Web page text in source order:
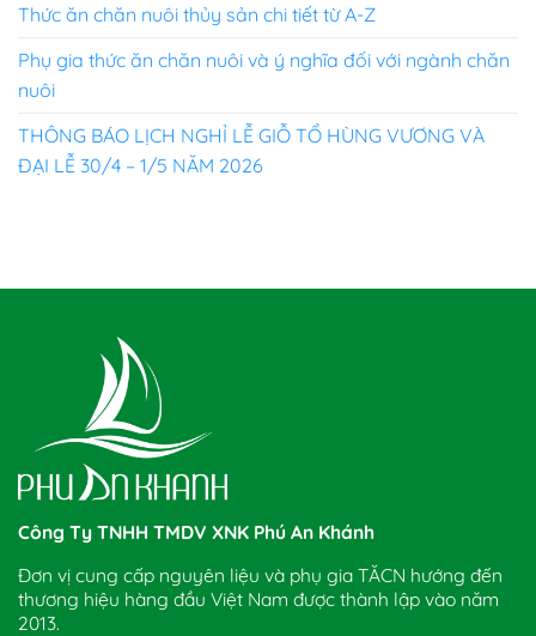
Thức ăn chăn nuôi thủy sản chi tiết từ A-Z
Phụ gia thức ăn chăn nuôi và ý nghĩa đối với ngành chăn
nuôi
THÔNG BÁO LỊCH NGHỈ LỄ GIỖ TỔ HÙNG VƯƠNG VÀ
ĐẠI LỄ 30/4 – 1/5 NĂM 2026
Công Ty TNHH TMDV XNK Phú An Khánh
Đơn vị cung cấp nguyên liệu và phụ gia TĂCN hướng đến
thương hiệu hàng đầu Việt Nam được thành lập vào năm
2013.